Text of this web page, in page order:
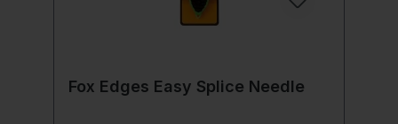
Fox Edges Easy Splice Needle